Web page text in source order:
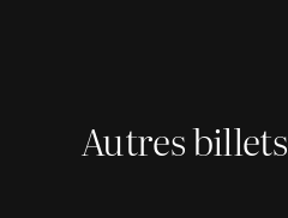
Autres billets